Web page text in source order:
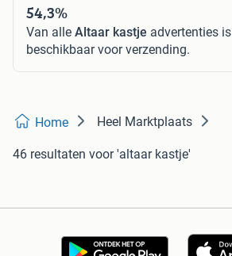
54,3%
Van alle Altaar kastje advertenties is
beschikbaar voor verzending.
Home Heel Marktplaats
46 resultaten voor 'altaar kastje'